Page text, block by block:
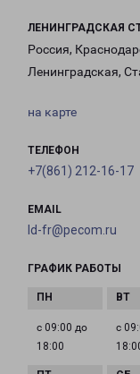
ЛЕНИНГРАДСКАЯ
Россия,
Ленинградская,
на карте
ТЕЛЕФОН
+7(861) 212-16-17
EMAIL
ld-fr@pecom.ru
ГРАФИК РАБОТЫ
с 09:00 до
18:00
с